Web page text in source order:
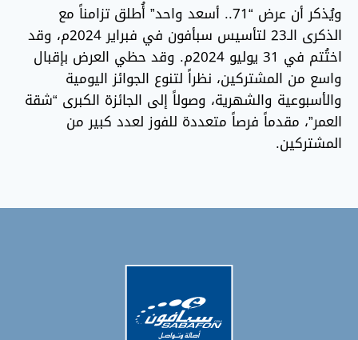
ويُذكر أن عرض “71.. أسعد واحد” أُطلق تزامناً مع
الذكرى الـ23 لتأسيس سبأفون في فبراير 2024م، وقد
اختُتم في 31 يوليو 2024م. وقد حظي العرض بإقبال
واسع من المشتركين، نظراً لتنوع الجوائز اليومية
والأسبوعية والشهرية، وصولاً إلى الجائزة الكبرى “شقة
العمر”، مقدماً فرصاً متعددة للفوز لعدد كبير من
المشتركين.